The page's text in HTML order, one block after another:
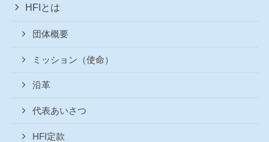
HFIとは
団体概要
ミッション（使命）
沿革
代表あいさつ
HFI定款